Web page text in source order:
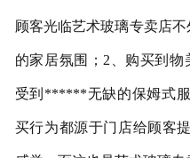
顾客光临艺术玻璃专卖店
的家居氛围；2、购买到
受到******无缺的保姆式
买行为都源于门店给顾客